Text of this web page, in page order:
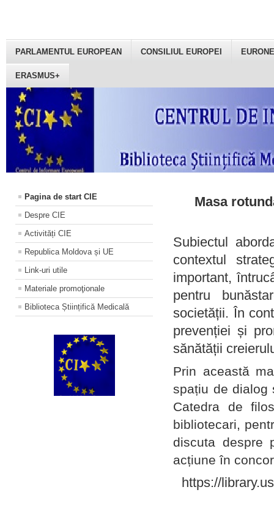
PARLAMENTUL EUROPEAN CONSILIUL EUROPEI
ERASMUS+
Pagina de start CIE
Despre CIE
Activități CIE
Republica Moldova și UE
Link-uri utile
Materiale promoţionale
Biblioteca Științifică Medicală
Masa
Subiectul
contextul
important,
pentru
societății. În
prevenției și
sănătății
Prin această
spațiu de dialog
Catedra de
bibliotecari,
discuta despre
acțiune în
https://